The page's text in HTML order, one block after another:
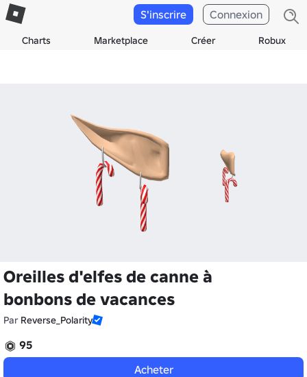
Charts Marketplace Créer Robux
S'inscrire Connexion
Oreilles d'elfes de canne à
bonbons de vacances
Par Reverse_Polarity
95
Acheter